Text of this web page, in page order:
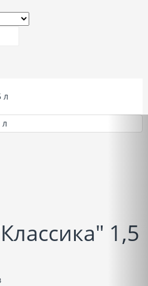
л
1,5